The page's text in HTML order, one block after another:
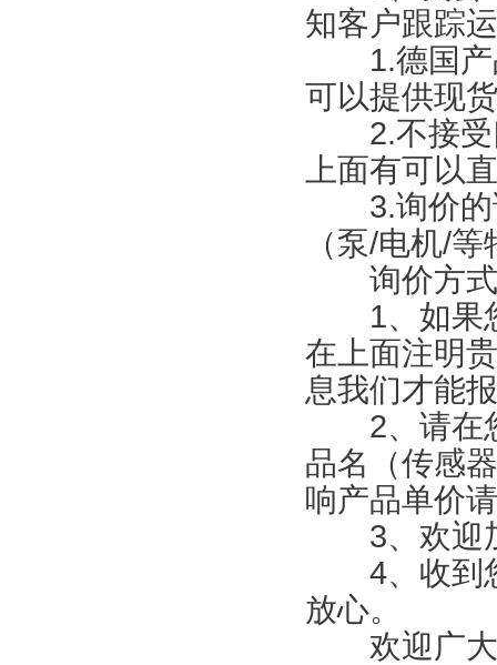
知客户跟踪
1.德国产
可以提供现
2.不接受
上面有可以
3.询价的
（泵/电机/
询价方式
1、如果您
在上面注明
息我们才能
2、请在您
品名（传感
响产品单价
3、欢迎
4、收到您
放心。
欢迎广大